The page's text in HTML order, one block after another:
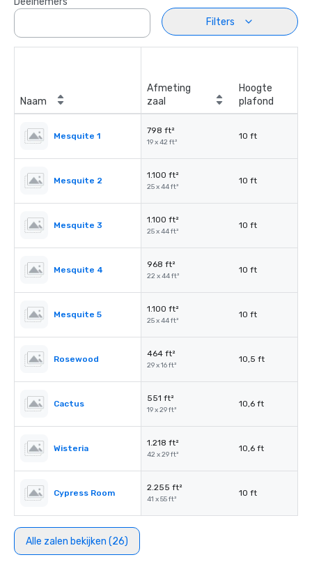
Filters
Naam
Afmeting
zaal
Hoogte
plafond
Mesquite 1
798 ft²
19 x 42 ft²
10 ft
Mesquite 2
1.100 ft²
25 x 44 ft²
10 ft
Mesquite 3
1.100 ft²
25 x 44 ft²
10 ft
Mesquite 4
968 ft²
22 x 44 ft²
10 ft
Mesquite 5
1.100 ft²
25 x 44 ft²
10 ft
Rosewood
464 ft²
29 x 16 ft²
10,5 ft
Cactus
551 ft²
19 x 29 ft²
10,6 ft
Wisteria
1.218 ft²
42 x 29 ft²
10,6 ft
Cypress Room
2.255 ft²
41 x 55 ft²
10 ft
Alle zalen bekijken (26)